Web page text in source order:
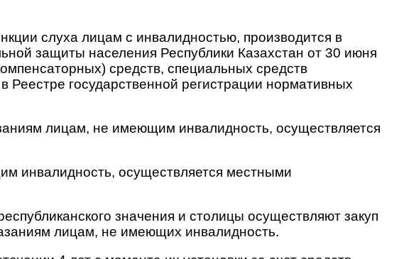
слуха лицам с инвалидностью, производится в
защиты населения Республики Казахстан от 30 июня
средств, специальных средств
Реестре государственной регистрации нормативных
лицам, не имеющим инвалидность, осуществляется
инвалидность, осуществляется местными
значения и столицы осуществляют закуп
лицам, не имеющих инвалидность.